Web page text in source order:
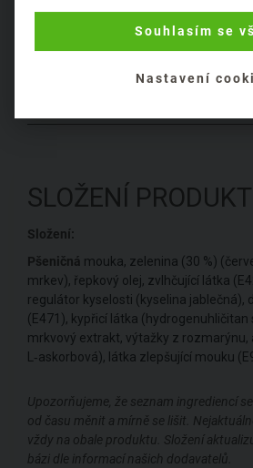
Hodnocení
SLOŽENÍ
Složení:
Pšeničná mouka, zelenina (30 %)
mrkev), řepkový olej, zvlhčující látka
regulátor kyselosti (kyselina jablečná),
(E471), kypřicí látka (hydrogenuhličitan
mrkvový extrakt, výtažky z rozmarýnu,
L‑askorbová), látka zlepšující mouku
Upozorňujeme, že seznam ingrediencí
od času měnit a mírně se lišit.
vždy na obale produktu. Složení
bázi dle informací našich dodavatelů.
Souhlasím se
Nastavení